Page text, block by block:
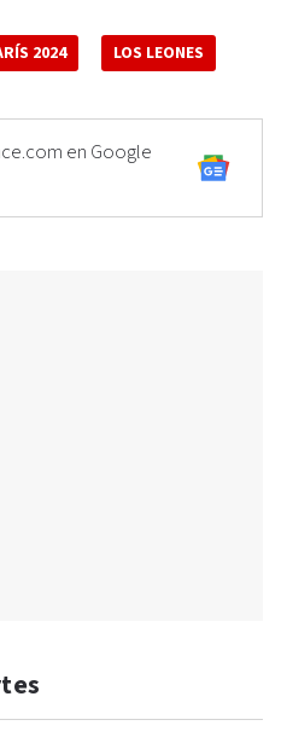
2024 LOS LEONES
en Google